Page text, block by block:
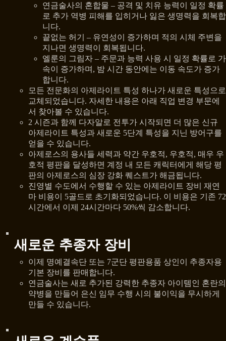
연금술사의 혼합물 – 공격 및 치유 능력이 일정 확률
로 추가 역병 피해를 입히거나 잃은 생명력을 회복합
니다.
끝없는 허기 – 유연성이 증가하며 적의 시체 주변을
지나면 생명력이 회복됩니다.
엘룬의 그림자 – 주문과 능력 사용 시 일정 확률로 가
속이 증가하며, 밤 시간 동안에는 이동 속도가 증가
합니다.
모든 전문화의 아제라이트 특성 하나가 새로운 특성으로
교체되었습니다. 자세한 내용은 아래 직업 변경 부문에
서 찾아볼 수 있습니다.
2 시즌과 함께 다자알로 전투가 시작되면 더 많은 신규
아제라이트 특성과 새로운 5단계 특성을 지닌 방어구를
얻을 수 있습니다.
아제로스의 용사들 세력과 약간 우호적, 우호적, 매우 우
호적 평판을 달성하면 계정 내 모든 캐릭터에게 해당 평
판의 아제로스의 심장 강화 퀘스트가 해금됩니다.
진영별 수도에서 수행할 수 있는 아제라이트 장비 재연
마 비용이 5골드로 초기화되었습니다. 이 비용은 기존 72
시간에서 이제 24시간마다 50%씩 감소합니다.
새로운 추종자 장비
이제 명예결속단 또는 7군단 평판용품 상인이 추종자용
기본 장비를 판매합니다.
연금술사는 새로 추가된 강력한 추종자 아이템인 혼란의
약병을 만들어 은신 임무 수행 시의 불이익을 무시하게
만들 수 있습니다.